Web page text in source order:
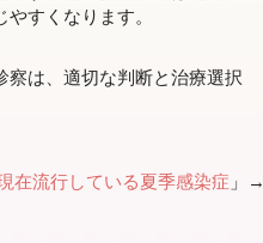
すくなります。
察は、適切な判断と治療選択
在流行している夏季感染症 」→